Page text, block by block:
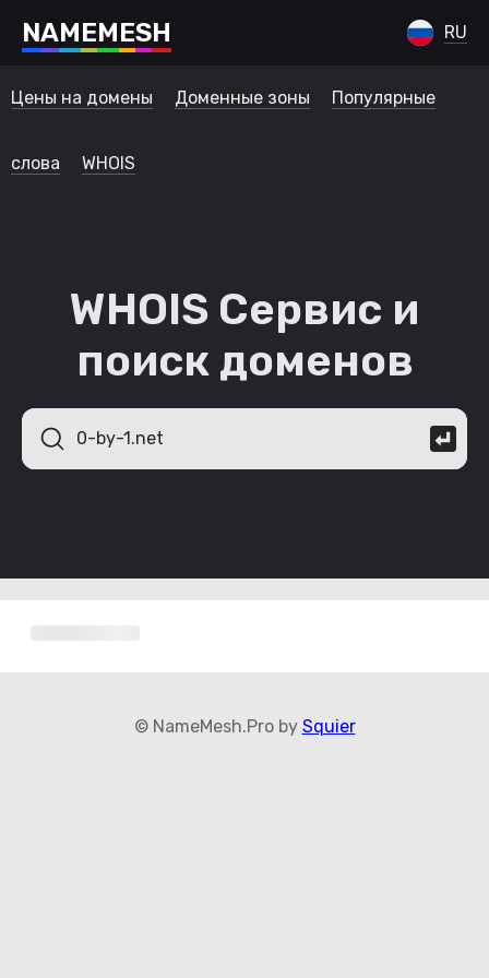
NAMEMESH RU
Цены на домены Доменные зоны Популярные
слова WHOIS
WHOIS Сервис и
поиск доменов
© NameMesh.Pro by Squier